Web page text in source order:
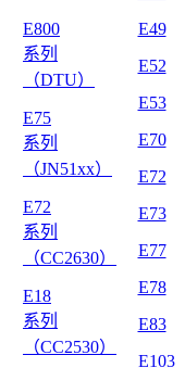
E800
系列
（DTU）
E75
系列
（JN51xx）
E72
系列
（CC2630）
E18
系列
（CC2530）
E49
E52
E53
E70
E72
E73
E77
E78
E83
E103